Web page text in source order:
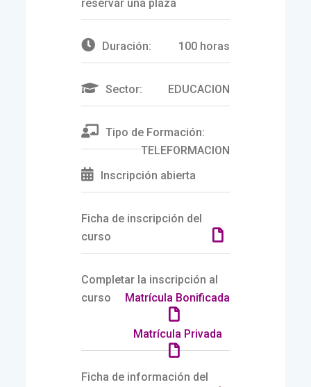
reservar una plaza
Duración: 100 horas
Sector: EDUCACION
Tipo de Formación:
TELEFORMACION
Inscripción abierta
Ficha de inscripción del
curso
Completar la inscripción al
curso
Matrícula Bonificada
Matrícula Privada
Ficha de información del